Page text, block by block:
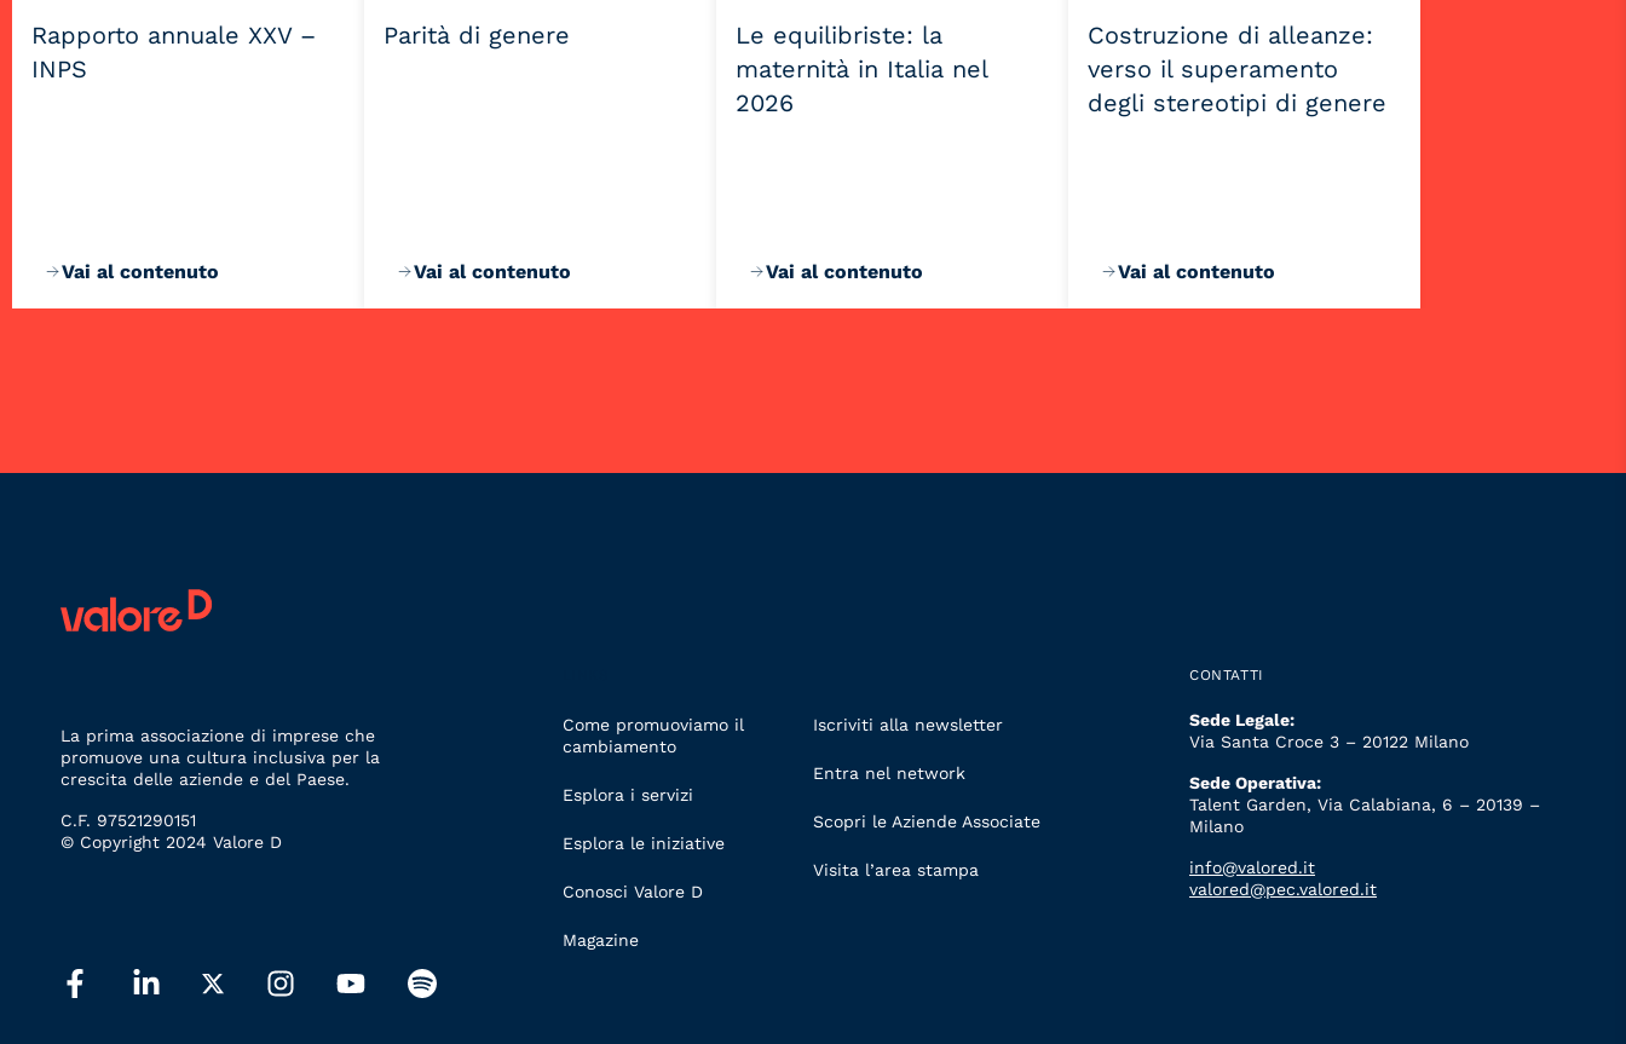
Rapporto annuale XXV –
INPS
Vai al contenuto
Parità di genere
Vai al contenuto
Le equilibriste: la
maternità in Italia nel
2026
Vai al contenuto
Costruzione di alleanze:
verso il superamento
degli stereotipi di genere
Vai al contenuto
La prima associazione di imprese che
promuove una cultura inclusiva per la
crescita delle aziende e del Paese.
C.F. 97521290151
© Copyright 2024 Valore D
Come promuoviamo il
cambiamento
Esplora i servizi
Esplora le iniziative
Conosci Valore D
Magazine
Iscriviti alla newsletter
Entra nel network
Scopri le Aziende Associate
Visita l’area stampa
CONTATTI
Sede Legale:
Via Santa Croce 3 – 20122 Milano
Sede Operativa:
Talent Garden, Via Calabiana, 6 – 20139 –
Milano
info@valored.it
valored@pec.valored.it